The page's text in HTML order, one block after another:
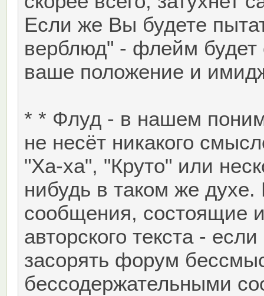
Если же Вы будете
верблюд" - флейм будет
ваше положение и
* * Флуд - в нашем
не несёт никакого
"Ха-ха", "Круто" или
нибудь в таком же
сообщения, состоящие
авторского текста -
засорять форум
бессодержательными